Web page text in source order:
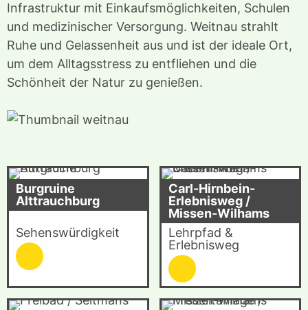
Infrastruktur mit Einkaufsmöglichkeiten, Schulen
und medizinischer Versorgung. Weitnau strahlt
Ruhe und Gelassenheit aus und ist der ideale Ort,
um dem Alltagsstress zu entfliehen und die
Schönheit der Natur zu genießen.
Burgruine
Alttrauchburg
Sehenswürdigkeit
Carl-Hirnbein-
Erlebnisweg /
Missen-Wilhams
Lehrpfad &
Erlebnisweg